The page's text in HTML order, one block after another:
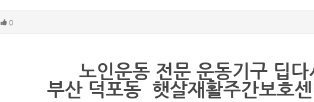
0
노인운동 전문 운동기구 딥
부산 덕포동 햇살재활주간보호센